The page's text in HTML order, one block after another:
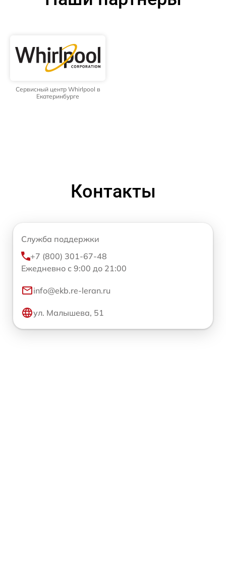
Сервисный центр Whirlpool в
Екатеринбурге
Контакты
Служба поддержки
+7 (800) 301-67-48
Ежедневно с 9:00 до 21:00
info@ekb.re-leran.ru
ул. Малышева, 51